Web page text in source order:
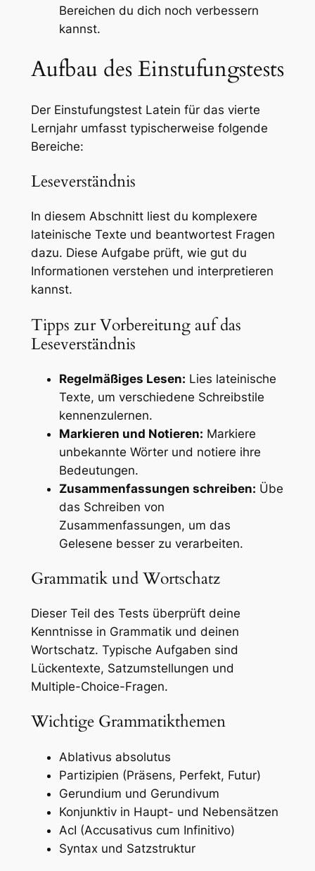
Bereichen du dich noch verbessern
kannst.
Aufbau des Einstufungstests
Der Einstufungstest Latein für das vierte
Lernjahr umfasst typischerweise folgende
Bereiche:
Leseverständnis
In diesem Abschnitt liest du komplexere
lateinische Texte und beantwortest Fragen
dazu. Diese Aufgabe prüft, wie gut du
Informationen verstehen und interpretieren
kannst.
Tipps zur Vorbereitung auf das
Leseverständnis
Regelmäßiges Lesen: Lies lateinische
Texte, um verschiedene Schreibstile
kennenzulernen.
Markieren und Notieren: Markiere
unbekannte Wörter und notiere ihre
Bedeutungen.
Zusammenfassungen schreiben: Übe
das Schreiben von
Zusammenfassungen, um das
Gelesene besser zu verarbeiten.
Grammatik und Wortschatz
Dieser Teil des Tests überprüft deine
Kenntnisse in Grammatik und deinen
Wortschatz. Typische Aufgaben sind
Lückentexte, Satzumstellungen und
Multiple-Choice-Fragen.
Wichtige Grammatikthemen
Ablativus absolutus
Partizipien (Präsens, Perfekt, Futur)
Gerundium und Gerundivum
Konjunktiv in Haupt- und Nebensätzen
AcI (Accusativus cum Infinitivo)
Syntax und Satzstruktur